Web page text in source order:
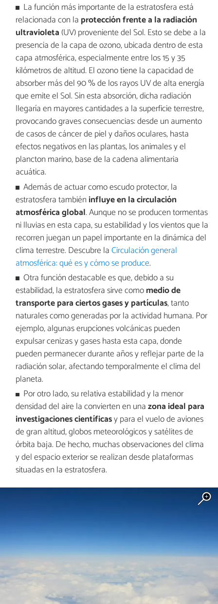
La función más importante de la estratosfera está
relacionada con la protección frente a la radiación
ultravioleta (UV) proveniente del Sol. Esto se debe a la
presencia de la capa de ozono, ubicada dentro de esta
capa atmosférica, especialmente entre los 15 y 35
kilómetros de altitud. El ozono tiene la capacidad de
absorber más del 90 % de los rayos UV de alta energía
que emite el Sol. Sin esta absorción, dicha radiación
llegaría en mayores cantidades a la superficie terrestre,
provocando graves consecuencias: desde un aumento
de casos de cáncer de piel y daños oculares, hasta
efectos negativos en las plantas, los animales y el
plancton marino, base de la cadena alimentaria
acuática.
Además de actuar como escudo protector, la
estratosfera también influye en la circulación
atmosférica global. Aunque no se producen tormentas
ni lluvias en esta capa, su estabilidad y los vientos que la
recorren juegan un papel importante en la dinámica del
clima terrestre. Descubre laCirculación general
atmosférica: qué es y cómo se produce.
Otra función destacable es que, debido a su
estabilidad, la estratosfera sirve comomedio de
transporte para ciertos gases y partículas, tanto
naturales como generadas por la actividad humana. Por
ejemplo, algunas erupciones volcánicas pueden
expulsar cenizas y gases hasta esta capa, donde
pueden permanecer durante años y reflejar parte de la
radiación solar, afectando temporalmente el clima del
planeta.
Por otro lado, su relativa estabilidad y la menor
densidad del aire la convierten en unazona ideal para
investigaciones científicasy para el vuelo de aviones
de gran altitud, globos meteorológicos y satélites de
órbita baja. De hecho, muchas observaciones del clima
y del espacio exterior se realizan desde plataformas
situadas en la estratosfera.